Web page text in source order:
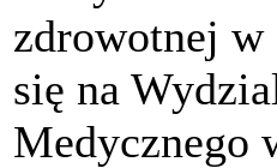
zdrowotnej w
się na
Medycznego